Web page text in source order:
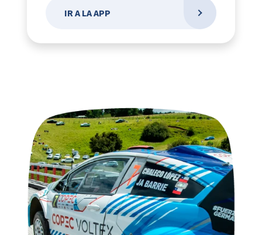
IR A LA APP